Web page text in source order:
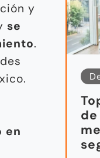
y
se
.
en